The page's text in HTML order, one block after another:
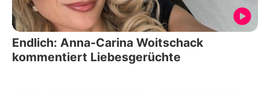
Endlich: Anna-Carina Woitschack
kommentiert Liebesgerüchte